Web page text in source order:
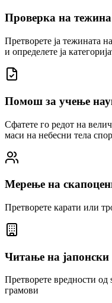
Проверка на
Претворете ја тежината
и определете ја
Помош за учење
Сфатете го редот на
маси на небесни тела
Мерење на
Претворете карати или
Читање на
Претворете вредности
грамови